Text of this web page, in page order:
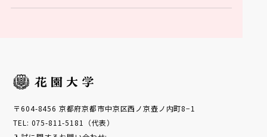
〒604-8456 京都府京都市中京区西ノ京壺ノ内町8−1
TEL: 075-811-5181（代表）